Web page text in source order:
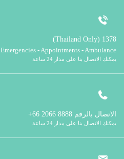
1378 (Thailand Only)
Emergencies - Appointments - Ambulance
يمكنك الاتصال بنا على مدار 24 ساعة
الاتصال بالرقم
يمكنك الاتصال بنا على مدار 24 ساعة